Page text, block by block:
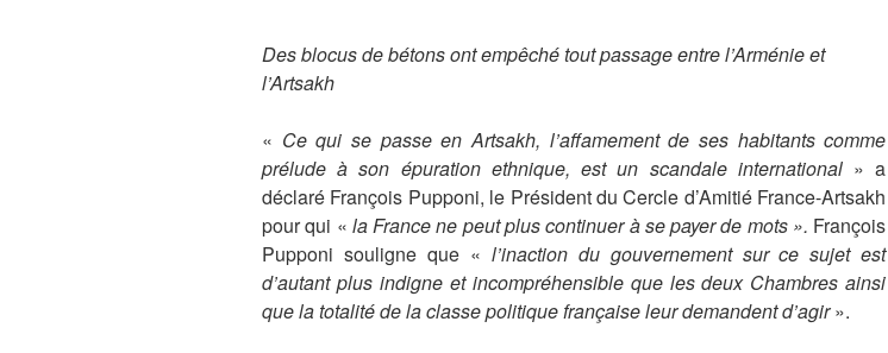
Des blocus de bétons ont empêché tout passage entre l’Arménie et
l’Artsakh
« Ce qui se passe en Artsakh, l’affamement de ses habitants comme
prélude à son épuration ethnique, est un scandale international» a
déclaré François Pupponi, le Président du Cercle d’Amitié France-Artsakh
pour qui « la France ne peut plus continuer à se payer de mots ». François
Pupponi souligne que « l’inaction du gouvernement sur ce sujet est
d’autant plus indigne et incompréhensible que les deux Chambres ainsi
que la totalité de la classe politique française leur demandent d’agir».